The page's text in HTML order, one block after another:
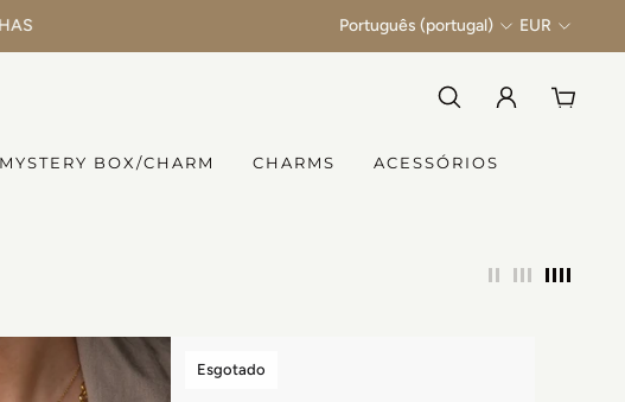
Português (portugal) EUR
MYSTERY BOX/CHARM CHARMS ACESSÓRIOS
Esgotado